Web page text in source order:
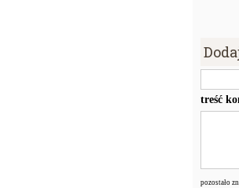
treść
pozostało